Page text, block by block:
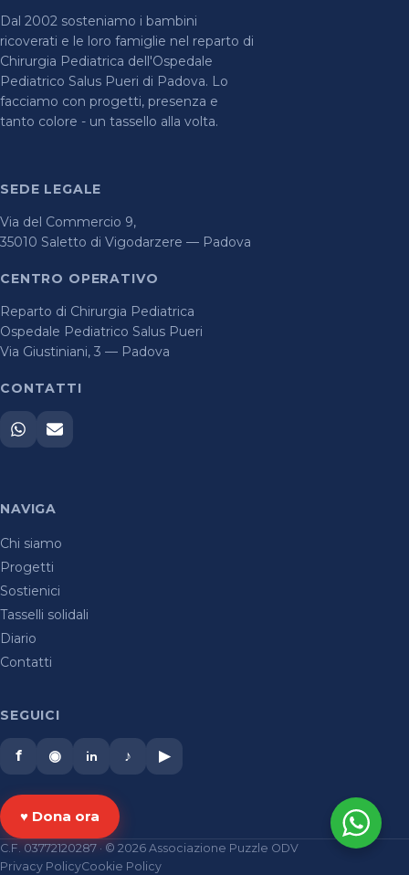
Dal 2002 sosteniamo i bambini
ricoverati e le loro famiglie nel reparto di
Chirurgia Pediatrica dell'Ospedale
Pediatrico Salus Pueri di Padova. Lo
facciamo con progetti, presenza e
tanto colore - un tassello alla volta.
SEDE LEGALE
Via del Commercio 9,
35010 Saletto di Vigodarzere — Padova
CENTRO OPERATIVO
Reparto di Chirurgia Pediatrica
Ospedale Pediatrico Salus Pueri
Via Giustiniani, 3 — Padova
CONTATTI
NAVIGA
Chi siamo
Progetti
Sostienici
Tasselli solidali
Diario
Contatti
SEGUICI
f ◉ in ♪ ▶
♥ Dona ora
C.F. 03772120287 · © 2026 Associazione Puzzle ODV
Privacy PolicyCookie Policy